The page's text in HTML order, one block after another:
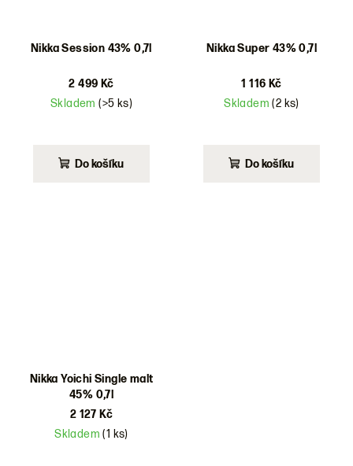
Nikka Session 43% 0,7l
2 499 Kč
Skladem(>5 ks)
Do košíku
Nikka Super 43% 0,7l
1 116 Kč
Skladem(2 ks)
Do košíku
Nikka Yoichi Single malt
45% 0,7l
2 127 Kč
Skladem(1 ks)